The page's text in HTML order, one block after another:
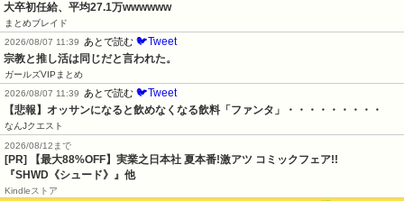
大卒初任給、平均27.1万wwwwww
まとめブレイド
2026/08/07 11:39
あとで読む 🐦Tweet
宗教と推し活は同じだと言われた。
ガールズVIPまとめ
2026/08/07 11:39
あとで読む 🐦Tweet
【悲報】オッサンになると飲めなくなる飲料「ファンタ」・・・・・・・・・
なんJクエスト
2026/08/12まで
[PR] 【最大88%OFF】実業之日本社 夏本番!激アツ コミックフェア!!
『SHWD《シュード》』他
Kindleストア